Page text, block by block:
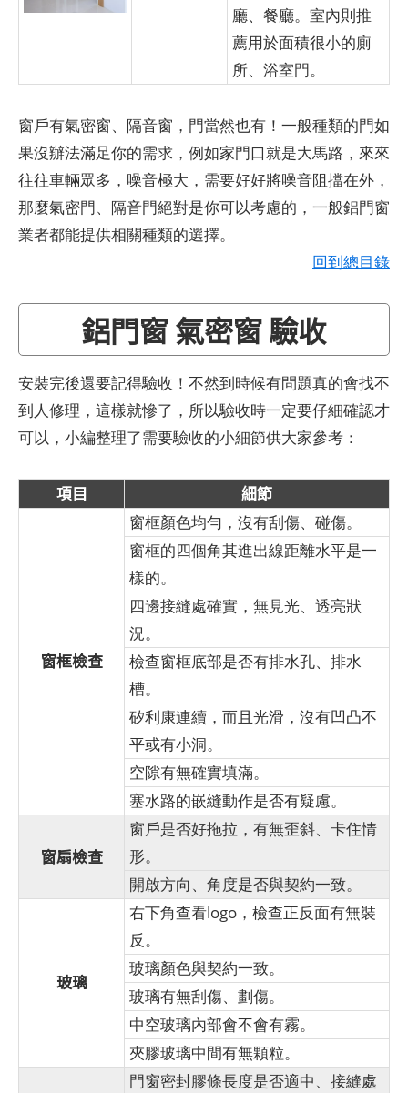
廳、餐廳。室內則推
薦用於面積很小的廁
所、浴室門。
窗戶有氣密窗、隔音窗，門當然也有！一般種類的門如
果沒辦法滿足你的需求，例如家門口就是大馬路，來來
往往車輛眾多，噪音極大，需要好好將噪音阻擋在外，
那麼氣密門、隔音門絕對是你可以考慮的，一般鋁門窗
業者都能提供相關種類的選擇。
回到總目錄
鋁門窗 氣密窗 驗收
安裝完後還要記得驗收！不然到時候有問題真的會找不
到人修理，這樣就慘了，所以驗收時一定要仔細確認才
可以，小編整理了需要驗收的小細節供大家參考：
項目 細節
窗框檢查
窗框顏色均勻，沒有刮傷、碰傷。
窗框的四個角其進出線距離水平是一
樣的。
四邊接縫處確實，無見光、透亮狀
況。
檢查窗框底部是否有排水孔、排水
槽。
矽利康連續，而且光滑，沒有凹凸不
平或有小洞。
空隙有無確實填滿。
塞水路的嵌縫動作是否有疑慮。
窗扇檢查
窗戶是否好拖拉，有無歪斜、卡住情
形。
開啟方向、角度是否與契約一致。
玻璃
右下角查看logo，檢查正反面有無裝
反。
玻璃顏色與契約一致。
玻璃有無刮傷、劃傷。
中空玻璃內部會不會有霧。
夾膠玻璃中間有無顆粒。
門窗密封膠條長度是否適中、接縫處